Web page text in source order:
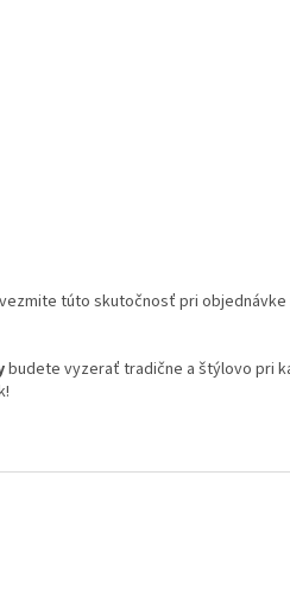
túto skutočnosť pri objednávke
budete vyzerať tradične a štýlovo pri